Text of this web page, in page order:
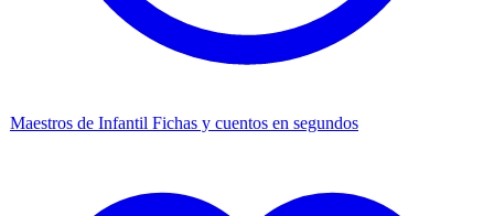
Maestros de Infantil Fichas y cuentos en segundos